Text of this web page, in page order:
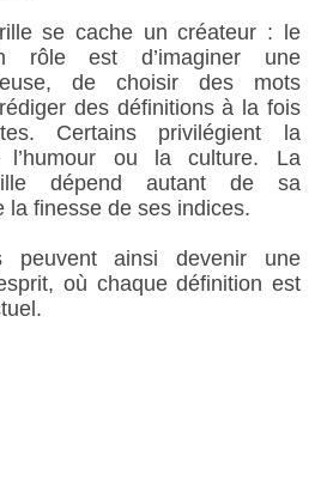
se cache un créateur : le
rôle est d’imaginer une
de choisir des mots
des définitions à la fois
Certains privilégient la
l’humour ou la culture. La
dépend autant de sa
la finesse de ses indices.
peuvent ainsi devenir une
où chaque définition est